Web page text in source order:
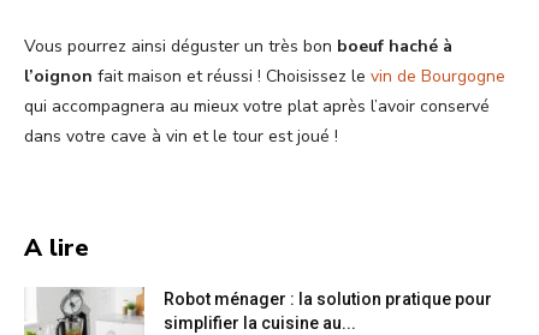
Vous pourrez ainsi déguster un très bon boeuf haché à
l’oignon fait maison et réussi ! Choisissez le vin de Bourgogne
qui accompagnera au mieux votre plat après l’avoir conservé
dans votre cave à vin et le tour est joué !
A lire
Robot ménager : la solution pratique pour
simplifier la cuisine au...